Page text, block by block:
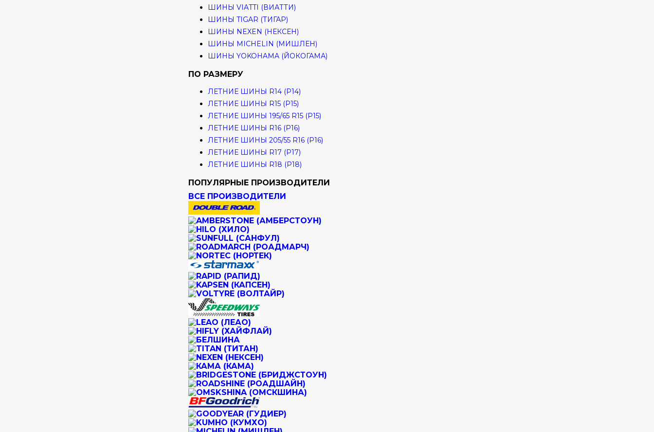
ШИНЫ VIATTI (ВИАТТИ)
ШИНЫ TIGAR (ТИГАР)
ШИНЫ NEXEN (НЕКСЕН)
ШИНЫ MICHELIN (МИШЛЕН)
ШИНЫ YOKOHAMA (ЙОКОГАМА)
ПО РАЗМЕРУ
ЛЕТНИЕ ШИНЫ R14 (Р14)
ЛЕТНИЕ ШИНЫ R15 (Р15)
ЛЕТНИЕ ШИНЫ 195/65 R15 (Р15)
ЛЕТНИЕ ШИНЫ R16 (Р16)
ЛЕТНИЕ ШИНЫ 205/55 R16 (Р16)
ЛЕТНИЕ ШИНЫ R17 (Р17)
ЛЕТНИЕ ШИНЫ R18 (Р18)
ПОПУЛЯРНЫЕ ПРОИЗВОДИТЕЛИ
ВСЕ ПРОИЗВОДИТЕЛИ